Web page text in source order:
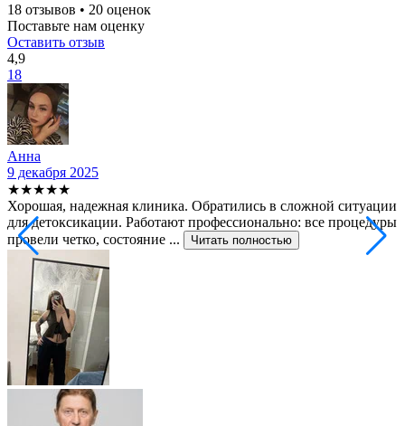
18 отзывов • 20 оценок
Поставьте нам оценку
Оставить отзыв
4,9
18
Анна
9 декабря 2025
★★★★★
Хорошая, надежная клиника. Обратились в сложной ситуации
для детоксикации. Работают профессионально: все процедуры
провели четко, состояние ...
Читать полностью